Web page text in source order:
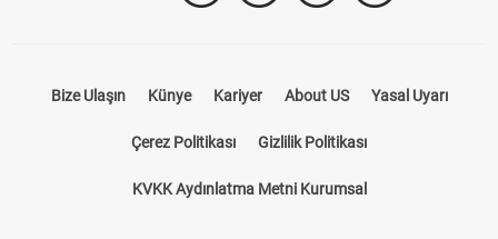
Bize Ulaşın Künye Kariyer About US Yasal Uyarı
Çerez Politikası Gizlilik Politikası
KVKK Aydınlatma Metni Kurumsal